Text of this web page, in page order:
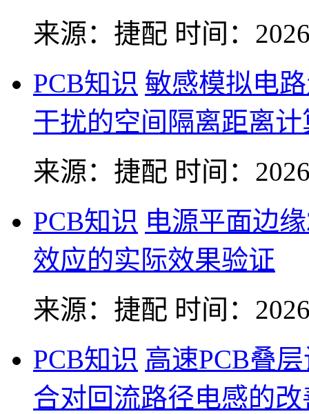
来源：捷配 时间：
PCB知识 敏感模拟电
干扰的空间隔离距离计
来源：捷配 时间：
PCB知识 电源平面边
效应的实际效果验证
来源：捷配 时间：
PCB知识 高速PCB叠
合对回流路径电感的改